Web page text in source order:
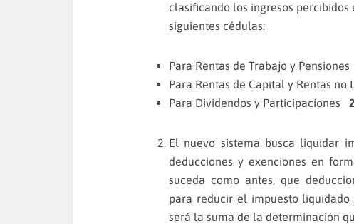
clasificando los ingresos percibidos
siguientes cédulas:
Para Rentas de Trabajo y Pensiones
Para Rentas de Capital y Rentas no
Para Dividendos y Participaciones
El nuevo sistema busca liquidar
deducciones y exenciones en
suceda como antes, que
para reducir el impuesto
será la suma de la determinación